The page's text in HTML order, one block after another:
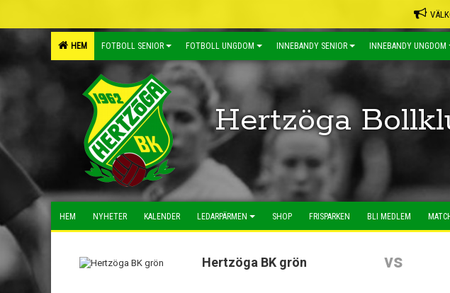
HEM FOTBOLL SENIOR FOTBOLL UNGDOM INNEBANDY SENIOR INNEBANDY UNGDOM
Hertzöga
HEM NYHETER KALENDER LEDARPÄRMEN SHOP FRISPARKEN BLI MEDLEM
Hertzöga BK grön vs